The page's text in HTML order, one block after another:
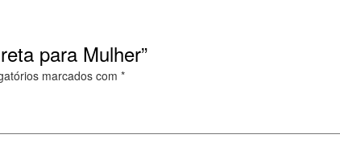
para Mulher”
marcados com *